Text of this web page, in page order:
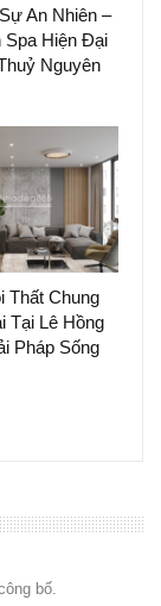
An Nhiên –
Spa Hiện Đại
Nguyên
Thất Chung
Tại Lê Hồng
Pháp Sống
bố.